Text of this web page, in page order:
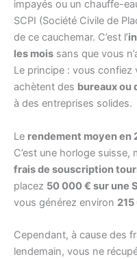
impayés ou un chauffe-
SCPI (Société Civile de
de ce cauchemar. C’est l’
les mois sans que vous
Le principe : vous
achètent des bureaux ou
à des entreprises solides.
Le rendement moyen en
C’est une horloge suisse,
frais de souscription
placez 50 000 € sur une
vous générez environ
Cependant, à cause des
lendemain, vous ne